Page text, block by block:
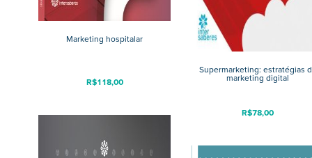
Marketing hospitalar
R$118,00
Supermarketing: estratégias
marketing digital
R$78,00